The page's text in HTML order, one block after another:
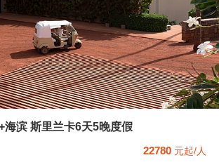
海滨 斯里兰卡6天5晚度假
22780 元起/人